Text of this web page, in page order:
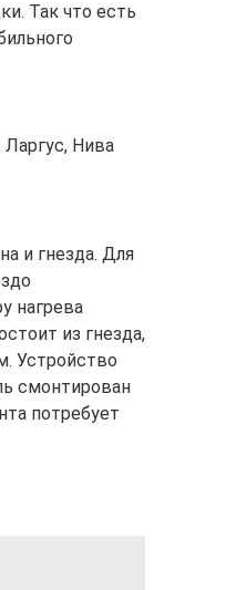
Так что есть
Ларгус, Нива
и гнезда. Для
нагрева
из гнезда,
Устройство
смонтирован
потребует